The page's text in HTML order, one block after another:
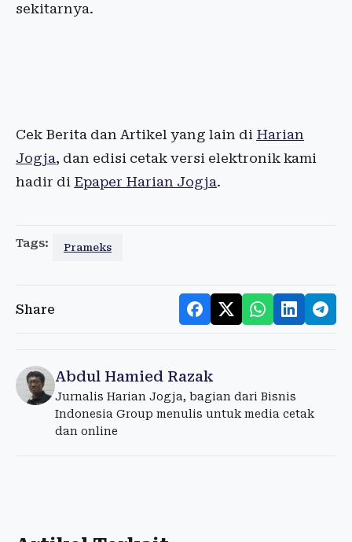
sekitarnya.
Cek Berita dan Artikel yang lain di Harian
Jogja, dan edisi cetak versi elektronik kami
hadir di Epaper Harian Jogja.
Tags: Prameks
Share
Abdul Hamied Razak
Jurnalis Harian Jogja, bagian dari Bisnis
Indonesia Group menulis untuk media cetak
dan online